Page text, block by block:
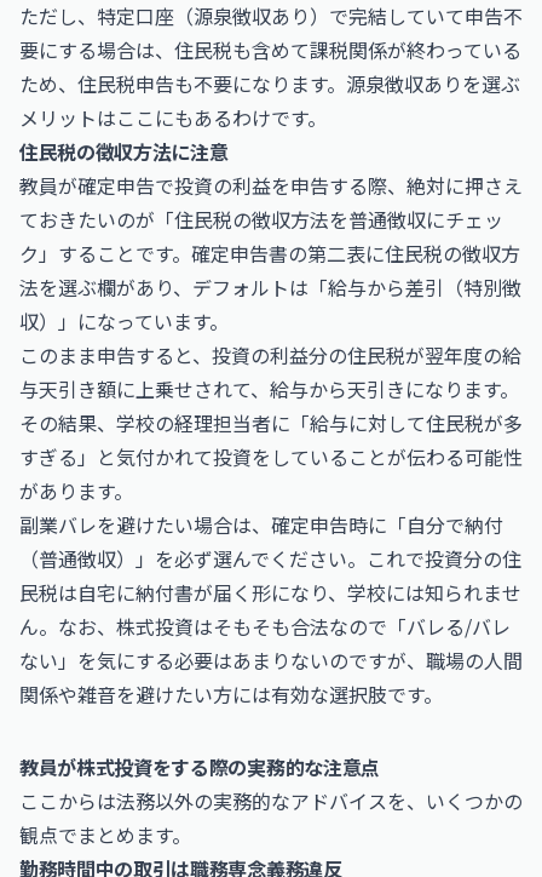
ただし、特定口座（源泉徴収あり）で完結していて申告不
要にする場合は、住民税も含めて課税関係が終わっている
ため、住民税申告も不要になります。源泉徴収ありを選ぶ
メリットはここにもあるわけです。
住民税の徴収方法に注意
教員が確定申告で投資の利益を申告する際、絶対に押さえ
ておきたいのが「住民税の徴収方法を普通徴収にチェッ
ク」することです。確定申告書の第二表に住民税の徴収方
法を選ぶ欄があり、デフォルトは「給与から差引（特別徴
収）」になっています。
このまま申告すると、投資の利益分の住民税が翌年度の給
与天引き額に上乗せされて、給与から天引きになります。
その結果、学校の経理担当者に「給与に対して住民税が多
すぎる」と気付かれて投資をしていることが伝わる可能性
があります。
副業バレを避けたい場合は、確定申告時に「自分で納付
（普通徴収）」を必ず選んでください。これで投資分の住
民税は自宅に納付書が届く形になり、学校には知られませ
ん。なお、株式投資はそもそも合法なので「バレる/バレ
ない」を気にする必要はあまりないのですが、職場の人間
関係や雑音を避けたい方には有効な選択肢です。
教員が株式投資をする際の実務的な注意点
ここからは法務以外の実務的なアドバイスを、いくつかの
観点でまとめます。
勤務時間中の取引は職務専念義務違反